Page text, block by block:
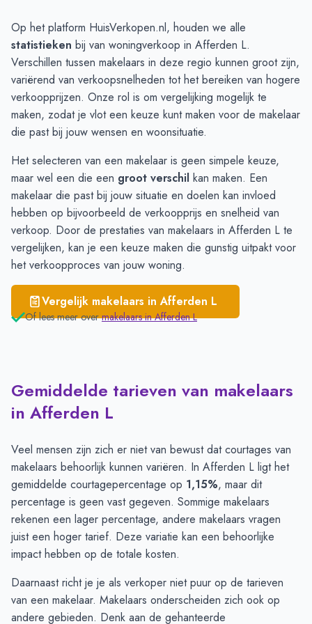
Wellerlooi
€ 3.990
Afferden L
€ 3.912
Gennep
€ 3.515
Well L
€ 3.383
Bergen L
€ 3.301
Siebengewald
€ 3.009
Op het platform HuisVerkopen.nl, houden we alle
statistieken bij van woningverkoop in Afferden L.
Verschillen tussen makelaars in deze regio kunnen groot zijn,
variërend van verkoopsnelheden tot het bereiken van hogere
verkoopprijzen. Onze rol is om vergelijking mogelijk te
maken, zodat je vlot een keuze kunt maken voor de makelaar
die past bij jouw wensen en woonsituatie.
Het selecteren van een makelaar is geen simpele keuze,
maar wel een die een groot verschil kan maken. Een
makelaar die past bij jouw situatie en doelen kan invloed
hebben op bijvoorbeeld de verkoopprijs en snelheid van
verkoop. Door de prestaties van makelaars in Afferden L te
vergelijken, kan je een keuze maken die gunstig uitpakt voor
het verkoopproces van jouw woning.
Vergelijk makelaars inAfferden L
Of lees meer over makelaars inAfferden L
Gemiddelde tarieven van makelaars
in Afferden L
Veel mensen zijn zich er niet van bewust dat courtages van
makelaars behoorlijk kunnen variëren. In Afferden L ligt het
gemiddelde courtagepercentage op 1,15%, maar dit
percentage is geen vast gegeven. Sommige makelaars
rekenen een lager percentage, andere makelaars vragen
juist een hoger tarief. Deze variatie kan een behoorlijke
impact hebben op de totale kosten.
Daarnaast richt je je als verkoper niet puur op de tarieven
van een makelaar. Makelaars onderscheiden zich ook op
andere gebieden. Denk aan de gehanteerde